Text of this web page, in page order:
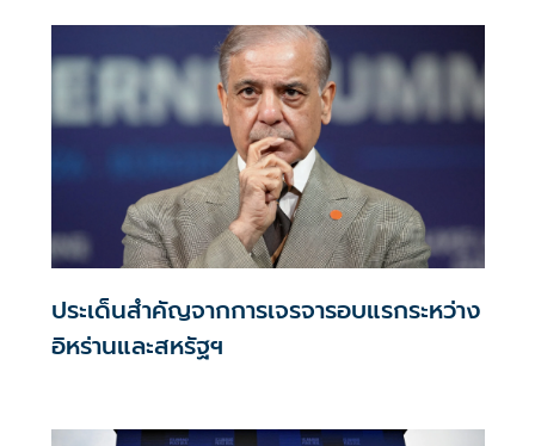
ประเด็นสำคัญจากการเจรจารอบแรกระหว่าง
อิหร่านและสหรัฐฯ